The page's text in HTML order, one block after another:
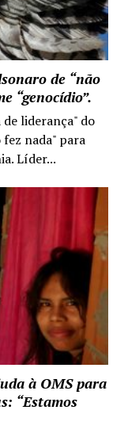
de “não
“genocídio”.
liderança" do
nada" para
Líder...
à OMS para
“Estamos